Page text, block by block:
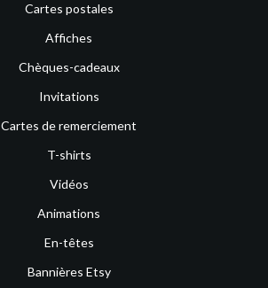
Cartes postales
Affiches
Chèques-cadeaux
Invitations
Cartes de remerciement
T-shirts
Vidéos
Animations
En-têtes
Bannières Etsy